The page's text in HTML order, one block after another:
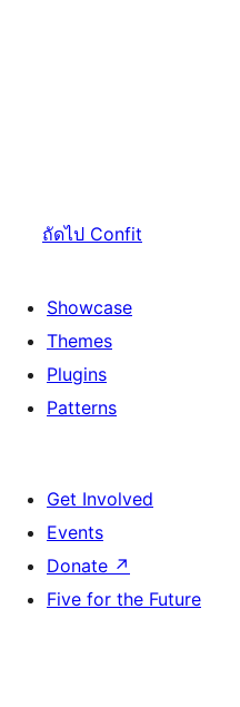
ถัดไป Confit
Showcase
Themes
Plugins
Patterns
Get Involved
Events
Donate ↗
Five for the Future